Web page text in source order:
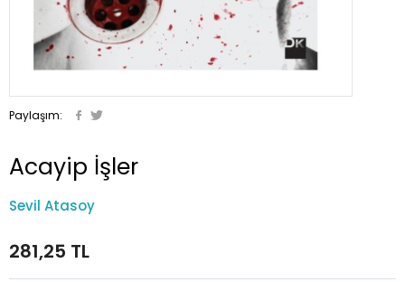
Paylaşım:
Acayip İşler
Sevil Atasoy
281,25 TL